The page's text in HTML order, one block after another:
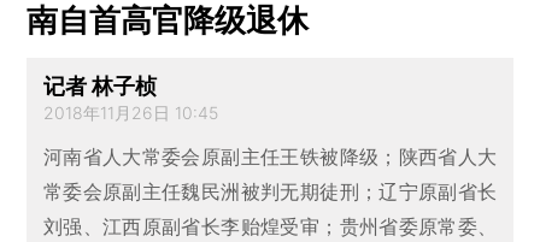
南自首高官降级退休
记者 林子桢
2018年11月26日 10:45
河南省人大常委会原副主任王铁被降级；陕西省人大
常委会原副主任魏民洲被判无期徒刑；辽宁原副省长
刘强、江西原副省长李贻煌受审；贵州省委原常委、